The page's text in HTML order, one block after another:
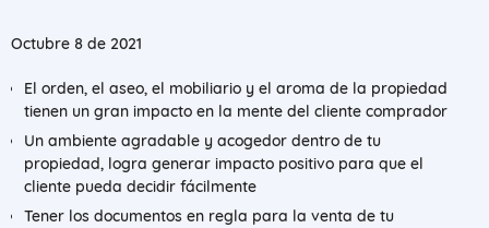
Octubre 8 de 2021
El orden, el aseo, el mobiliario y el aroma de la propiedad
tienen un gran impacto en la mente del cliente comprador
Un ambiente agradable y acogedor dentro de tu
propiedad, logra generar impacto positivo para que el
cliente pueda decidir fácilmente
Tener los documentos en regla para la venta de tu